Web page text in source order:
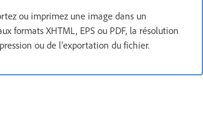
ou imprimez une image dans un
formats XHTML, EPS ou PDF, la résolution
ou de l’exportation du fichier.